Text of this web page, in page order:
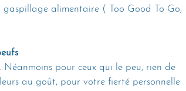
alimentaire ( Too Good To Go,
pour ceux qui le peu, rien de
au goût, pour votre fierté personnelle